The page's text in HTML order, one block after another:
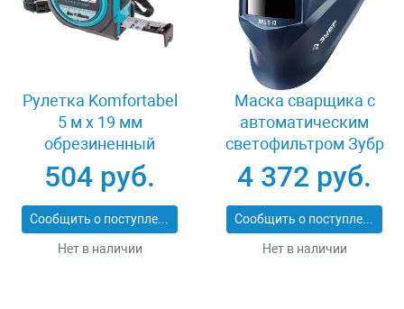
Рулетка Komfortabel
5 м х 19 мм
обрезиненный
корпус Gross 32561
504 руб.
Сообщить о поступлении
Нет в наличии
Маска сварщика с
автоматическим
светофильтром Зубр
АРД 5-13 11070
4 372 руб.
Сообщить о поступлении
Нет в наличии